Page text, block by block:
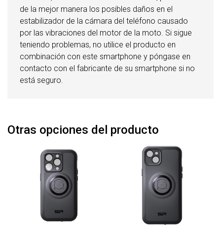
de la mejor manera los posibles daños en el
estabilizador de la cámara del teléfono causado
por las vibraciones del motor de la moto. Si sigue
teniendo problemas, no utilice el producto en
combinación con este smartphone y póngase en
contacto con el fabricante de su smartphone si no
está seguro.
Otras opciones del producto